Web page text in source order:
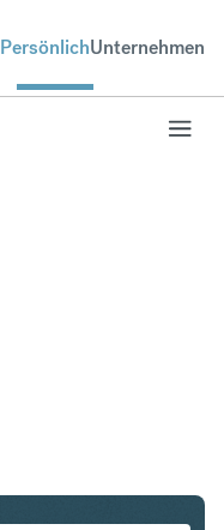
PersönlichUnternehmen